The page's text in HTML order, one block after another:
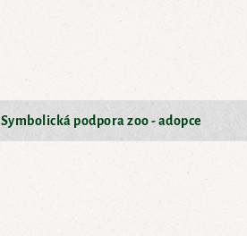
Symbolická podpora zoo - adopce